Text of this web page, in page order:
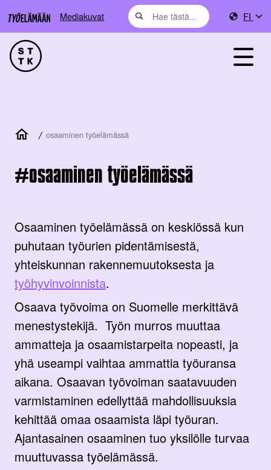
Mediakuvat FI
/ osaaminen työelämässä
osaaminen työelämässä
Osaaminen työelämässä on keskiössä kun
puhutaan työurien pidentämisestä,
yhteiskunnan rakennemuutoksesta ja
työhyvinvoinnista.
Osaava työvoima on Suomelle merkittävä
menestystekijä. Työn murros muuttaa
ammatteja ja osaamistarpeita nopeasti, ja
yhä useampi vaihtaa ammattia työuransa
aikana. Osaavan työvoiman saatavuuden
varmistaminen edellyttää mahdollisuuksia
kehittää omaa osaamista läpi työuran.
Ajantasainen osaaminen tuo yksilölle turvaa
muuttuvassa työelämässä.